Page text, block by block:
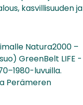
kasvillisuuden ja
Natura2000 –
GreenBelt LIFE -
luvuilla.
Perämeren